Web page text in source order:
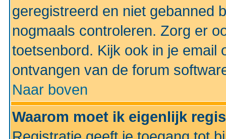
geregistreerd en niet gebanned
nogmaals controleren. Zorg er
toetsenbord. Kijk ook in je email
ontvangen van de forum
Naar boven
Waarom moet ik eigenlijk